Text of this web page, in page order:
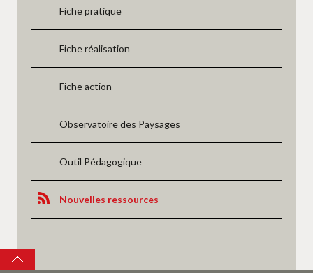
Fiche pratique
Fiche réalisation
Fiche action
Observatoire des Paysages
Outil Pédagogique
Nouvelles ressources
Top